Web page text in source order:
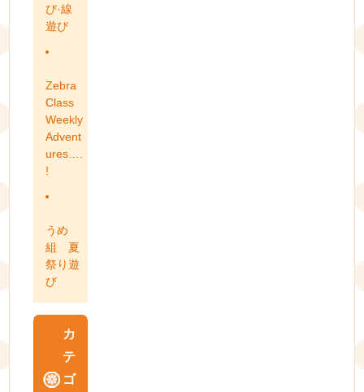
び·線
遊び
Zebra
Class
Weekly
Advent
ures….
!
うめ
組 夏
祭り遊
び
カ
テ
ゴ